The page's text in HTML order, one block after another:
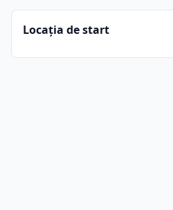
Locația de start